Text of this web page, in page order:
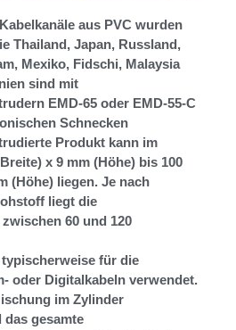
aus PVC wurden
Thailand, Japan, Russland,
Mexiko, Fidschi, Malaysia
sind mit
EMD-65 oder EMD-55-C
Schnecken
Produkt kann im
x 9 mm (Höhe) bis 100
(Höhe) liegen. Je nach
liegt die
60 und 120
für die
oder Digitalkabeln verwendet.
im Zylinder
gesamte